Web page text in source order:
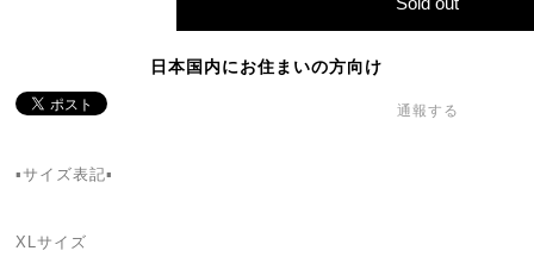
日本国内にお住まいの方向け
通報する
▪️サイズ表記▪️
XLサイズ